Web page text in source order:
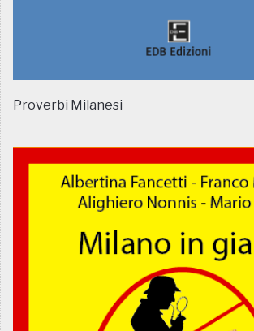
Proverbi Milanesi